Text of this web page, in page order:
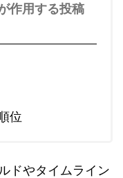
作用する投稿
位
ドやタイムライン